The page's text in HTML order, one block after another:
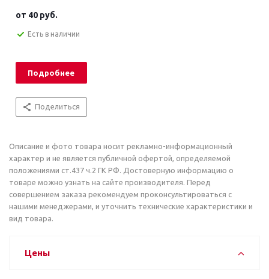
от 40 руб.
Есть в наличии
Подробнее
Поделиться
Описание и фото товара носит рекламно-информационный
характер и не является публичной офертой, определяемой
положениями ст.437 ч.2 ГК РФ. Достоверную информацию о
товаре можно узнать на сайте производителя. Перед
совершением заказа рекомендуем проконсультироваться с
нашими менеджерами, и уточнить технические характеристики и
вид товара.
Цены